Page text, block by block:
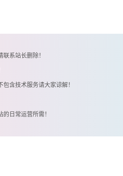
系站长删除！
含技术服务请大家谅解！
日常运营所需！